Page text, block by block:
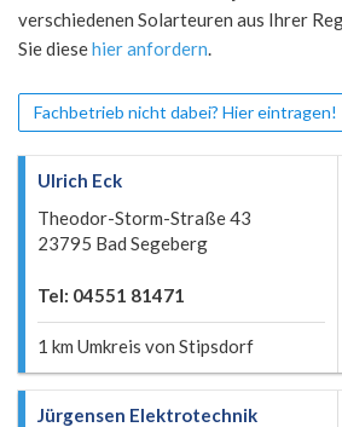
verschiedenen Solarteuren aus Ihrer
Sie diesehier anfordern.
Fachbetrieb nicht dabei? Hier eintragen!
Ulrich Eck
Theodor-Storm-Straße 43
23795 Bad Segeberg
Tel: 04551 81471
1 km Umkreis von Stipsdorf
Jürgensen Elektrotechnik